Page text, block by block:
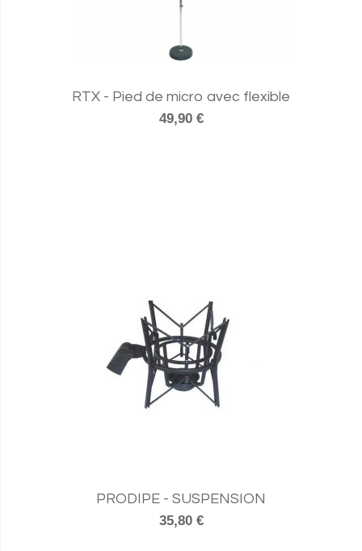
RTX - Pied de micro avec flexible
49,90 €
PRODIPE - SUSPENSION
35,80 €